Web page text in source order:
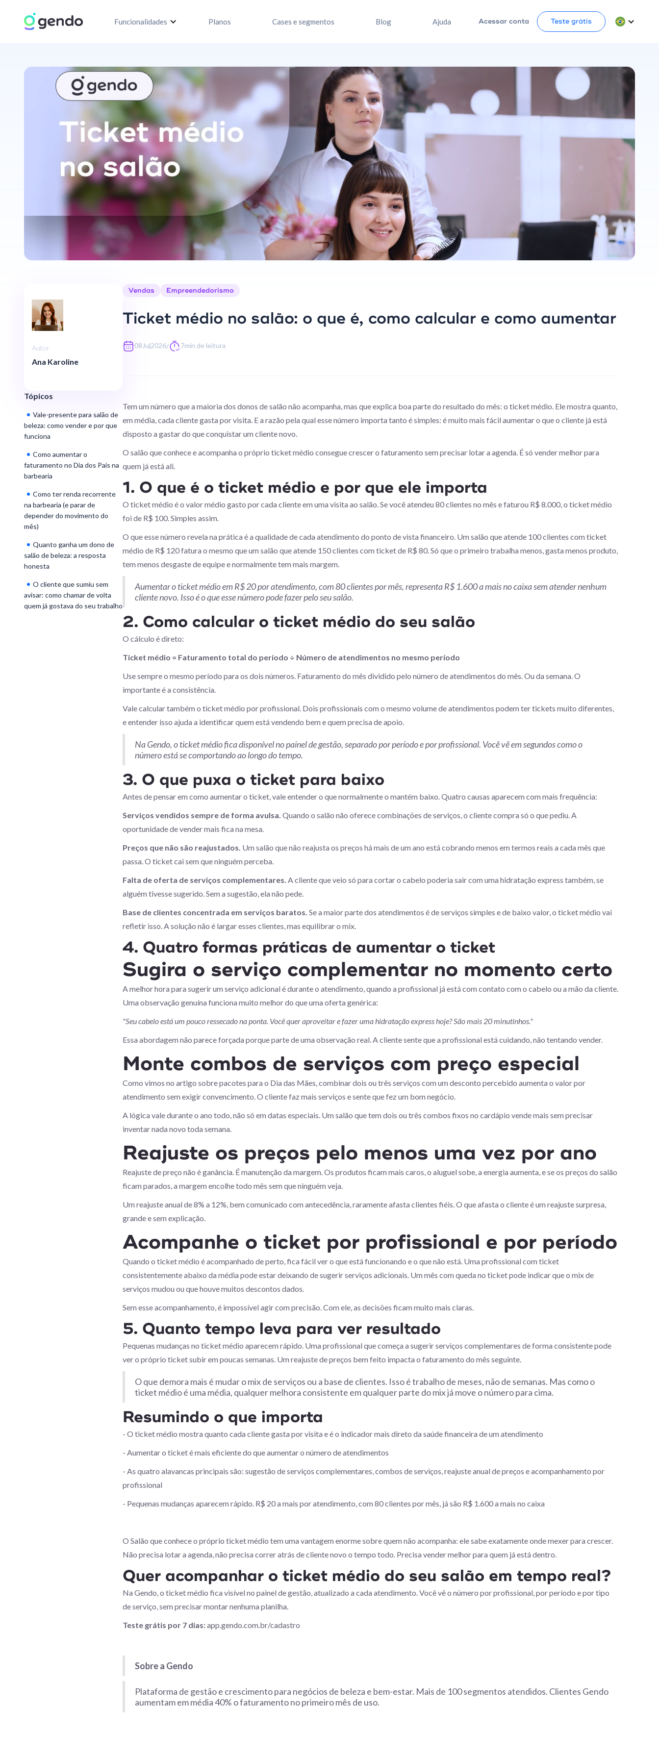
Funcionalidades Planos Cases e segmentos Blog Ajuda Acessar conta Teste grátis
Autor
Ana Karoline
Tópicos
Vale-presente para salão de
beleza: como vender e por que
funciona
Como aumentar o
faturamento no Dia dos Pais na
barbearia
Como ter renda recorrente
na barbearia (e parar de
depender do movimento do
mês)
Quanto ganha um dono de
salão de beleza: a resposta
honesta
O cliente que sumiu sem
avisar: como chamar de volta
quem já gostava do seu trabalho
Vendas Empreendedorismo
Ticket médio no salão: o que é, como calcular e como aumentar
08 Jul,2026/ 7min de leitura
Tem um número que a maioria dos donos de salão não acompanha, mas que explica boa parte do resultado do mês: o ticket médio. Ele mostra quanto,
em média, cada cliente gasta por visita. E a razão pela qual esse número importa tanto é simples: é muito mais fácil aumentar o que o cliente já está
disposto a gastar do que conquistar um cliente novo.
O salão que conhece e acompanha o próprio ticket médio consegue crescer o faturamento sem precisar lotar a agenda. É só vender melhor para
quem já está ali.
1. O que é o ticket médio e por que ele importa
O ticket médio é o valor médio gasto por cada cliente em uma visita ao salão. Se você atendeu 80 clientes no mês e faturou R$ 8.000, o ticket médio
foi de R$ 100. Simples assim.
O que esse número revela na prática é a qualidade de cada atendimento do ponto de vista financeiro. Um salão que atende 100 clientes com ticket
médio de R$ 120 fatura o mesmo que um salão que atende 150 clientes com ticket de R$ 80. Só que o primeiro trabalha menos, gasta menos produto,
tem menos desgaste de equipe e normalmente tem mais margem.
Aumentar o ticket médio em R$ 20 por atendimento, com 80 clientes por mês, representa R$ 1.600 a mais no caixa sem atender nenhum
cliente novo. Isso é o que esse número pode fazer pelo seu salão.
2. Como calcular o ticket médio do seu salão
O cálculo é direto:
Ticket médio = Faturamento total do período ÷ Número de atendimentos no mesmo período
Use sempre o mesmo período para os dois números. Faturamento do mês dividido pelo número de atendimentos do mês. Ou da semana. O
importante é a consistência.
Vale calcular também o ticket médio por profissional. Dois profissionais com o mesmo volume de atendimentos podem ter tickets muito diferentes,
e entender isso ajuda a identificar quem está vendendo bem e quem precisa de apoio.
Na Gendo, o ticket médio fica disponível no painel de gestão, separado por período e por profissional. Você vê em segundos como o
número está se comportando ao longo do tempo.
3. O que puxa o ticket para baixo
Antes de pensar em como aumentar o ticket, vale entender o que normalmente o mantém baixo. Quatro causas aparecem com mais frequência:
Serviços vendidos sempre de forma avulsa.Quando o salão não oferece combinações de serviços, o cliente compra só o que pediu. A
oportunidade de vender mais fica na mesa.
Preços que não são reajustados. Um salão que não reajusta os preços há mais de um ano está cobrando menos em termos reais a cada mês que
passa. O ticket cai sem que ninguém perceba.
Falta de oferta de serviços complementares.A cliente que veio só para cortar o cabelo poderia sair com uma hidratação express também, se
alguém tivesse sugerido. Sem a sugestão, ela não pede.
Base de clientes concentrada em serviços baratos.Se a maior parte dos atendimentos é de serviços simples e de baixo valor, o ticket médio vai
refletir isso. A solução não é largar esses clientes, mas equilibrar o mix.
4. Quatro formas práticas de aumentar o ticket
Sugira o serviço complementar no momento certo
A melhor hora para sugerir um serviço adicional é durante o atendimento, quando a profissional já está com contato com o cabelo ou a mão da cliente.
Uma observação genuína funciona muito melhor do que uma oferta genérica:
"Seu cabelo está um pouco ressecado na ponta. Você quer aproveitar e fazer uma hidratação express hoje? São mais 20 minutinhos."
Essa abordagem não parece forçada porque parte de uma observação real. A cliente sente que a profissional está cuidando, não tentando vender.
Monte combos de serviços com preço especial
Como vimos no artigo sobre pacotes para o Dia das Mães, combinar dois ou três serviços com um desconto percebido aumenta o valor por
atendimento sem exigir convencimento. O cliente faz mais serviços e sente que fez um bom negócio.
A lógica vale durante o ano todo, não só em datas especiais. Um salão que tem dois ou três combos fixos no cardápio vende mais sem precisar
inventar nada novo toda semana.
Reajuste os preços pelo menos uma vez por ano
Reajuste de preço não é ganância. É manutenção da margem. Os produtos ficam mais caros, o aluguel sobe, a energia aumenta, e se os preços do salão
ficam parados, a margem encolhe todo mês sem que ninguém veja.
Um reajuste anual de 8% a 12%, bem comunicado com antecedência, raramente afasta clientes fiéis. O que afasta o cliente é um reajuste surpresa,
grande e sem explicação.
Acompanhe o ticket por profissional e por período
Quando o ticket médio é acompanhado de perto, fica fácil ver o que está funcionando e o que não está. Uma profissional com ticket
consistentemente abaixo da média pode estar deixando de sugerir serviços adicionais. Um mês com queda no ticket pode indicar que o mix de
serviços mudou ou que houve muitos descontos dados.
Sem esse acompanhamento, é impossível agir com precisão. Com ele, as decisões ficam muito mais claras.
5. Quanto tempo leva para ver resultado
Pequenas mudanças no ticket médio aparecem rápido. Uma profissional que começa a sugerir serviços complementares de forma consistente pode
ver o próprio ticket subir em poucas semanas. Um reajuste de preços bem feito impacta o faturamento do mês seguinte.
O que demora mais é mudar o mix de serviços ou a base de clientes. Isso é trabalho de meses, não de semanas. Mas como o
ticket médio é uma média, qualquer melhora consistente em qualquer parte do mix já move o número para cima.
Resumindo o que importa
- O ticket médio mostra quanto cada cliente gasta por visita e é o indicador mais direto da saúde financeira de um atendimento
- Aumentar o ticket é mais eficiente do que aumentar o número de atendimentos
- As quatro alavancas principais são: sugestão de serviços complementares, combos de serviços, reajuste anual de preços e acompanhamento por
profissional
- Pequenas mudanças aparecem rápido. R$ 20 a mais por atendimento, com 80 clientes por mês, já são R$ 1.600 a mais no caixa
O Salão que conhece o próprio ticket médio tem uma vantagem enorme sobre quem não acompanha: ele sabe exatamente onde mexer para crescer.
Não precisa lotar a agenda, não precisa correr atrás de cliente novo o tempo todo. Precisa vender melhor para quem já está dentro.
Quer acompanhar o ticket médio do seu salão em tempo real?
Na Gendo, o ticket médio fica visível no painel de gestão, atualizado a cada atendimento. Você vê o número por profissional, por período e por tipo
de serviço, sem precisar montar nenhuma planilha.
Teste grátis por 7 dias:app.gendo.com.br/cadastro
Sobre a Gendo
Plataforma de gestão e crescimento para negócios de beleza e bem-estar. Mais de 100 segmentos atendidos. Clientes Gendo
aumentam em média 40% o faturamento no primeiro mês de uso.